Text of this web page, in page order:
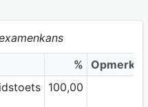
%
100,00